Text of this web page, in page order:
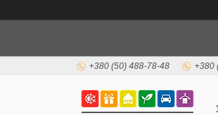
+380 (50) 488-78-48 +380